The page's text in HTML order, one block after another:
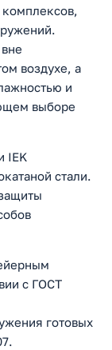
комплексов,
воздухе, а
и
выборе
IEK
стали.
с ГОСТ
готовых